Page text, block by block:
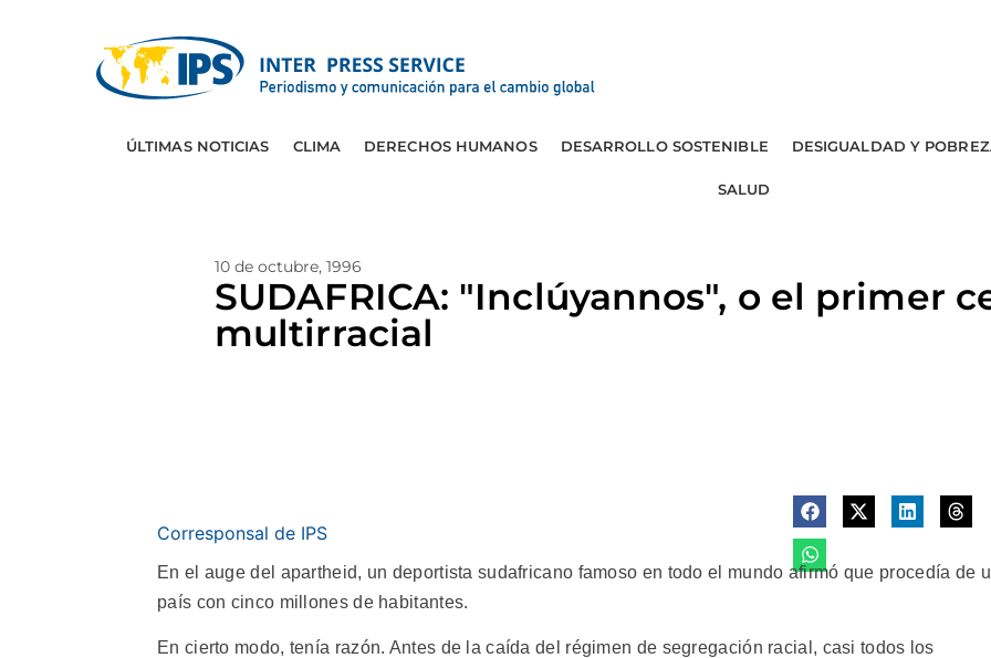
ÚLTIMAS NOTICIAS CLIMA DERECHOS HUMANOS DESARROLLO SOSTENIBLE DESIGUALDAD Y
SALUD
10 de octubre, 1996
SUDAFRICA: "Inclúyannos", o el primer
multirracial
Corresponsal de IPS
En el auge del apartheid, un deportista sudafricano famoso en todo el mundo afirmó que procedía de
país con cinco millones de habitantes.
En cierto modo, tenía razón. Antes de la caída del régimen de segregación racial, casi todos los